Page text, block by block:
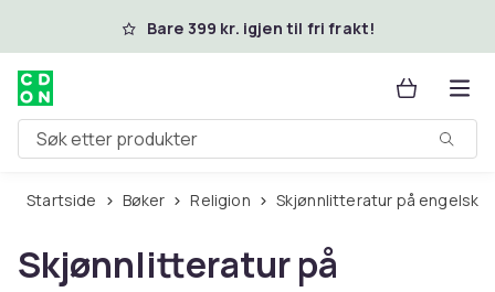
Hopp til hovedinnholdBare 399 kr. igjen til fri frakt!
Søk etter produkter
Startside Bøker Religion Skjønnlitteratur på engelsk
Skjønnlitteratur på